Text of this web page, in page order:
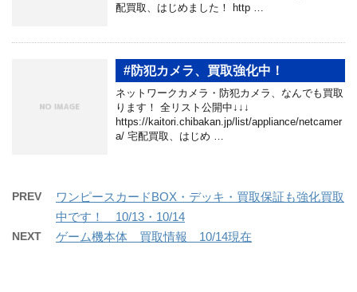
配買取、はじめました！ http …
#防犯カメラ、買取強化中！
ネットワークカメラ・防犯カメラ、なんでも買取
ります！ 全リスト公開中↓↓↓
https://kaitori.chibakan.jp/list/appliance/netcamer
a/ 宅配買取、はじめ …
PREV
ワンピースカードBOX・デッキ・買取保証も強化買取
中です！ 10/13・10/14
NEXT ゲーム機本体 買取情報 10/14現在